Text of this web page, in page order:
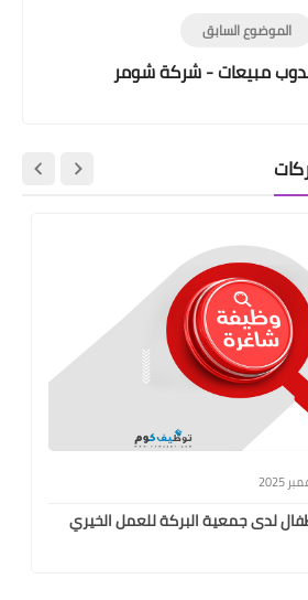
الموضوع السابق
مبيعات - شركة شومر
لدى جمعية البركة للعمل الخيري